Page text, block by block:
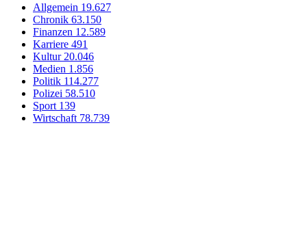
Allgemein 19.627
Chronik 63.150
Finanzen 12.589
Karriere 491
Kultur 20.046
Medien 1.856
Politik 114.277
Polizei 58.510
Sport 139
Wirtschaft 78.739